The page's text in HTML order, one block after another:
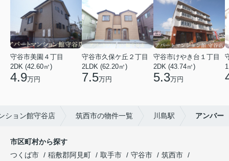
守谷市美園４丁目
2DK (42.60㎡)
4.9万円
守谷市久保ケ丘２丁目
2LDK (62.20㎡)
7.5万円
守谷市けやき台１丁目
2DK (43.74㎡)
5.3万円
ション館守谷店 筑西市の物件一覧 川島駅 アンバー
市区町村から探す
つくば市
稲敷郡阿見町 取手市 守谷市
筑西市